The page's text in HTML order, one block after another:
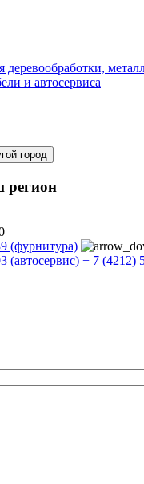
деревообработки,
и автосервиса
город
регион
(фурнитура)
(автосервис) + 7 (4212)